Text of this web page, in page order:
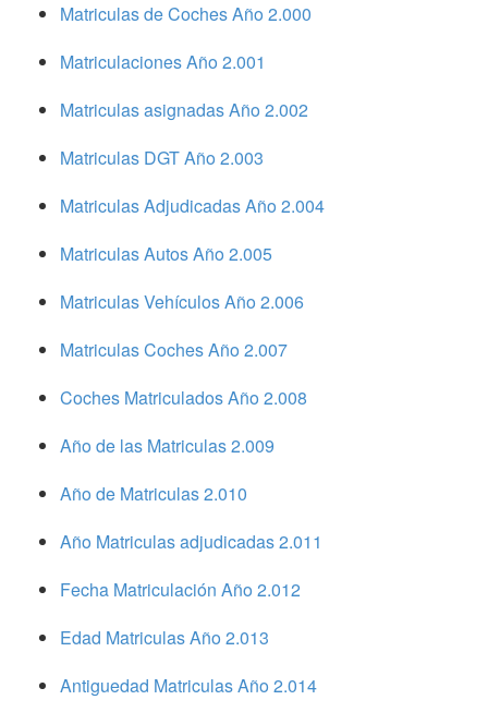
Matriculas de Coches Año 2.000
Matriculaciones Año 2.001
Matriculas asignadas Año 2.002
Matriculas DGT Año 2.003
Matriculas Adjudicadas Año 2.004
Matriculas Autos Año 2.005
Matriculas Vehículos Año 2.006
Matriculas Coches Año 2.007
Coches Matriculados Año 2.008
Año de las Matriculas 2.009
Año de Matriculas 2.010
Año Matriculas adjudicadas 2.011
Fecha Matriculación Año 2.012
Edad Matriculas Año 2.013
Antiguedad Matriculas Año 2.014